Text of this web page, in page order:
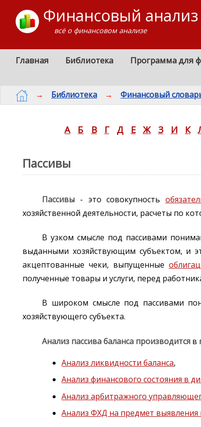
Финансовый анализ
всё о финансовом анализе
Главная Библиотека Программа для
→ Библиотека → Финансовый
А Б В Г Д Е Ж З И К
Пассивы
Пассивы - это совокупность
хозяйственной деятельности, расчеты по
В узком смысле под пассивами
выданными хозяйствующим субъектом, и
акцептованные чеки, выпущенные
полученные товары и услуги, перед
В широком смысле под пассивами
хозяйствующего субъекта.
Анализ пассива баланса производится в
Анализ ликвидности баланса,
Анализ финансового состояния в
Анализ арбитражного
Анализ ФХД на предмет